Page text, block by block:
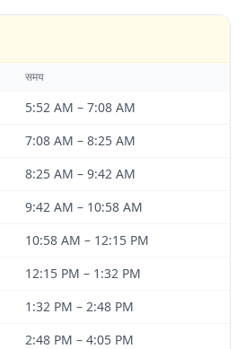
समय
5:52 AM – 7:08 AM
7:08 AM – 8:25 AM
8:25 AM – 9:42 AM
9:42 AM – 10:58 AM
10:58 AM – 12:15 PM
12:15 PM – 1:32 PM
1:32 PM – 2:48 PM
2:48 PM – 4:05 PM